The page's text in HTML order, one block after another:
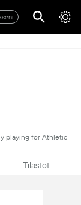
playing for Athletic
Tilastot